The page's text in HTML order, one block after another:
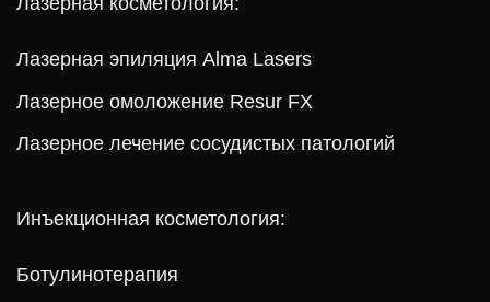
Лазерная эпиляция Alma Lasers
Лазерное омоложение Resur FX
Лазерное лечение сосудистых патологий
Инъекционная косметология:
Ботулинотерапия